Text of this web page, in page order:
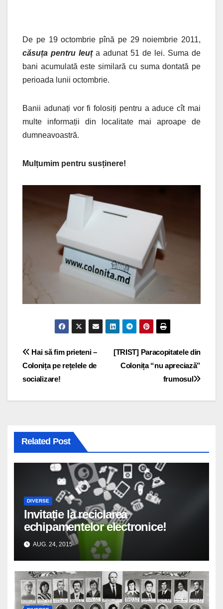
De pe 19 octombrie pînă pe 29 noiembrie 2011,
căsuța pentru leuța adunat 51 de lei. Suma de
bani acumulată este similară cu suma dontată pe
perioada lunii octombrie.
Banii adunați vor fi folosiți pentru a aduce cît mai
multe informații din localitate mai aproape de
dumneavoastră.
Mulțumim pentru susținere!
Navigare
în
[TRIST] Paracopitatele din
Colonița “nu apreciază”
frumosul
Hai să fim prieteni –
Colonița pe rețelele de
socializare!
Related Post
DIVERSE
Invitație la reciclarea
echipamentelor electronice!
AUG. 24, 2015